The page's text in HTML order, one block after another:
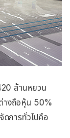
ล้านหยวน
างถือหุ้น 50%
ดการทั่วไปคือ